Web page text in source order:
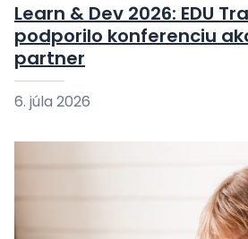
Learn & Dev 2026: EDU
podporilo konferenciu
partner
6. júla 2026